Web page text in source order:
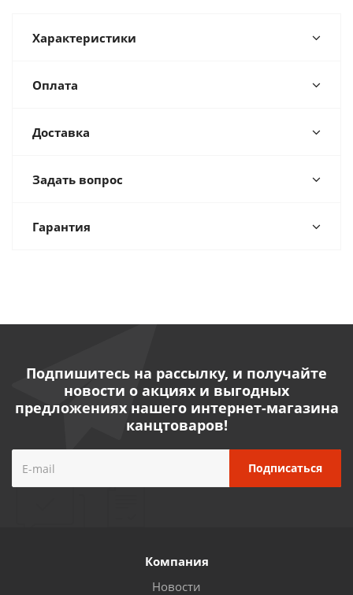
Характеристики
Оплата
Доставка
Задать вопрос
Гарантия
Подпишитесь на рассылку, и получайте
новости о акциях и выгодных
предложениях нашего интернет-магазина
канцтоваров!
Компания
Новости